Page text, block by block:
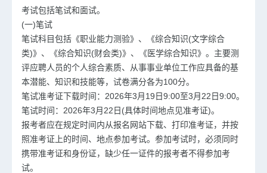
考试包括笔试和面试。
(一)笔试
笔试科目包括《职业能力测验》、《综合知识(文字综合
类)》、《综合知识(财会类)》、《医学综合知识》。主要测
评应聘人员的个人综合素质、从事事业单位工作应具备的基
本潜能、知识和技能等，试卷满分各为100分。
笔试准考证下载时间：2026年3月19日9:00至3月22日9:00。
笔试时间：2026年3月22日(具体时间地点见准考证)。
报考者应在规定时间内从报名网站下载、打印准考证，并按
照准考证上的时间、地点参加考试。参加考试时，必须同时
携带准考证和身份证，缺少任一证件的报考者不得参加考
试。